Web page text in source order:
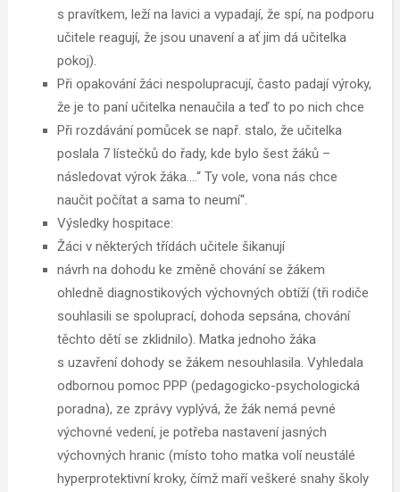
s pravítkem, leží na lavici a vypadají, že spí, na podporu
učitele reagují, že jsou unavení a ať jim dá učitelka
pokoj).
Při opakování žáci nespolupracují, často padají výroky,
že je to paní učitelka nenaučila a teď to po nich chce
Při rozdávání pomůcek se např. stalo, že učitelka
poslala 7 lístečků do řady, kde bylo šest žáků –
následovat výrok žáka….“ Ty vole, vona nás chce
naučit počítat a sama to neumí“.
Výsledky hospitace:
Žáci v některých třídách učitele šikanují
návrh na dohodu ke změně chování se žákem
ohledně diagnostikových výchovných obtíží (tři rodiče
souhlasili se spoluprací, dohoda sepsána, chování
těchto dětí se zklidnilo). Matka jednoho žáka
s uzavření dohody se žákem nesouhlasila. Vyhledala
odbornou pomoc PPP (pedagogicko-psychologická
poradna), ze zprávy vyplývá, že žák nemá pevné
výchovné vedení, je potřeba nastavení jasných
výchovných hranic (místo toho matka volí neustálé
hyperprotektivní kroky, čímž maří veškeré snahy školy